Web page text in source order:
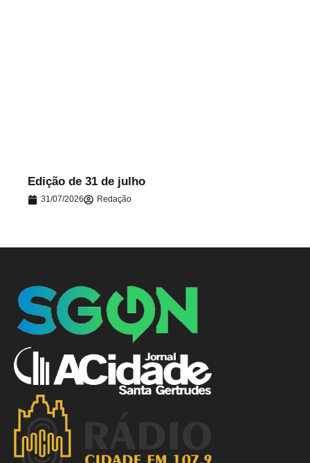
Edição de 31 de julho
31/07/2026 Redação